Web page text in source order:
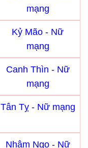
mạng
Kỷ Mão - Nữ
mạng
Canh Thìn - Nữ
mạng
Tân Tỵ - Nữ mạng
Nhâm Ngọ - Nữ